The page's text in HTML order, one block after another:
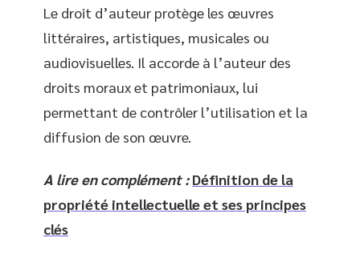
Le droit d’auteur protège les œuvres
littéraires, artistiques, musicales ou
audiovisuelles. Il accorde à l’auteur des
droits moraux et patrimoniaux, lui
permettant de contrôler l’utilisation et la
diffusion de son œuvre.
A lire en complément : Définition de la
propriété intellectuelle et ses principes
clés